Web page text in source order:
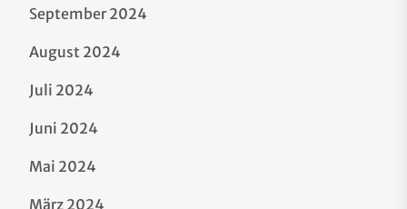
September 2024
August 2024
Juli 2024
Juni 2024
Mai 2024
März 2024